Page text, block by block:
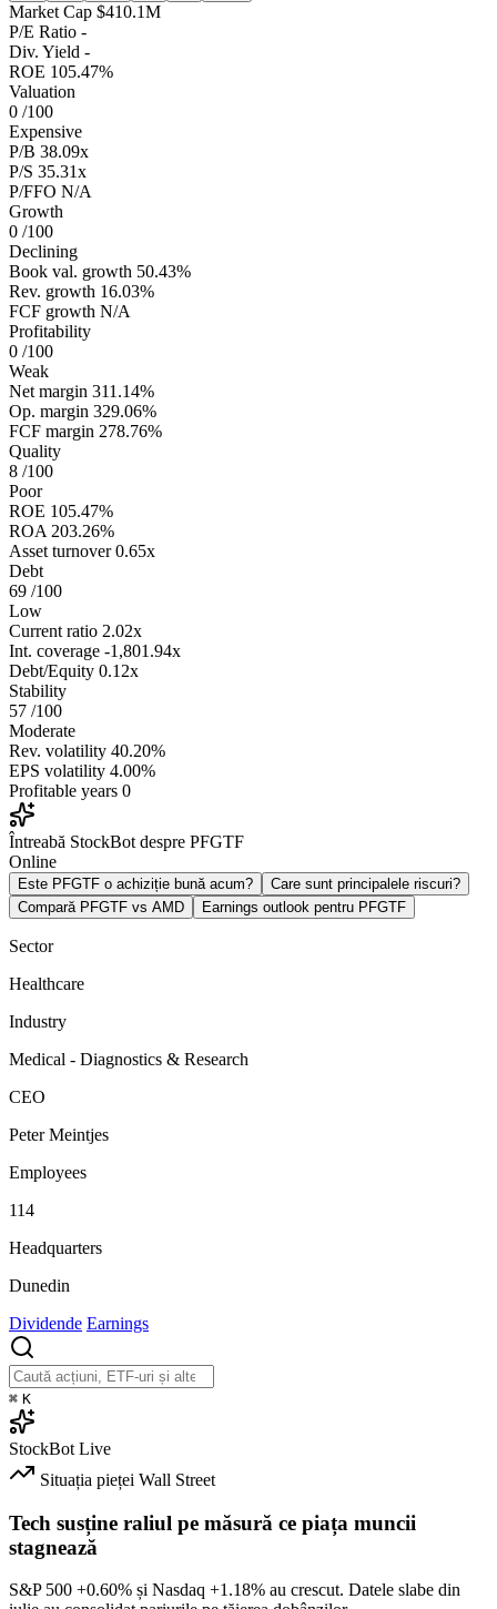
Market Cap $410.1M
P/E Ratio -
Div. Yield -
ROE 105.47%
Valuation
0 /100
Expensive
P/B 38.09x
P/S 35.31x
P/FFO N/A
Growth
0 /100
Declining
Book val. growth 50.43%
Rev. growth 16.03%
FCF growth N/A
Profitability
0 /100
Weak
Net margin 311.14%
Op. margin 329.06%
FCF margin 278.76%
Quality
8 /100
Poor
ROE 105.47%
ROA 203.26%
Asset turnover 0.65x
Debt
69 /100
Low
Current ratio 2.02x
Int. coverage -1,801.94x
Debt/Equity 0.12x
Stability
57 /100
Moderate
Rev. volatility 40.20%
EPS volatility 4.00%
Profitable years 0
Întreabă StockBot despre PFGTF
Online
Este PFGTF o achiziție bună acum?
Care sunt principalele riscuri?
Compară PFGTF vs AMD
Earnings outlook pentru PFGTF
Sector
Healthcare
Industry
Medical - Diagnostics & Research
CEO
Peter Meintjes
Employees
114
Headquarters
Dunedin
Dividende Earnings
⌘ K
StockBot Live
Situația pieței Wall Street
Tech susține raliul pe măsură ce piața muncii
stagnează
S&P 500 +0.60% și Nasdaq +1.18% au crescut. Datele slabe din